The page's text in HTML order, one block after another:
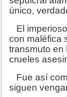
único,
El
con maléfica
transmuto
crueles
Fue así
siguen